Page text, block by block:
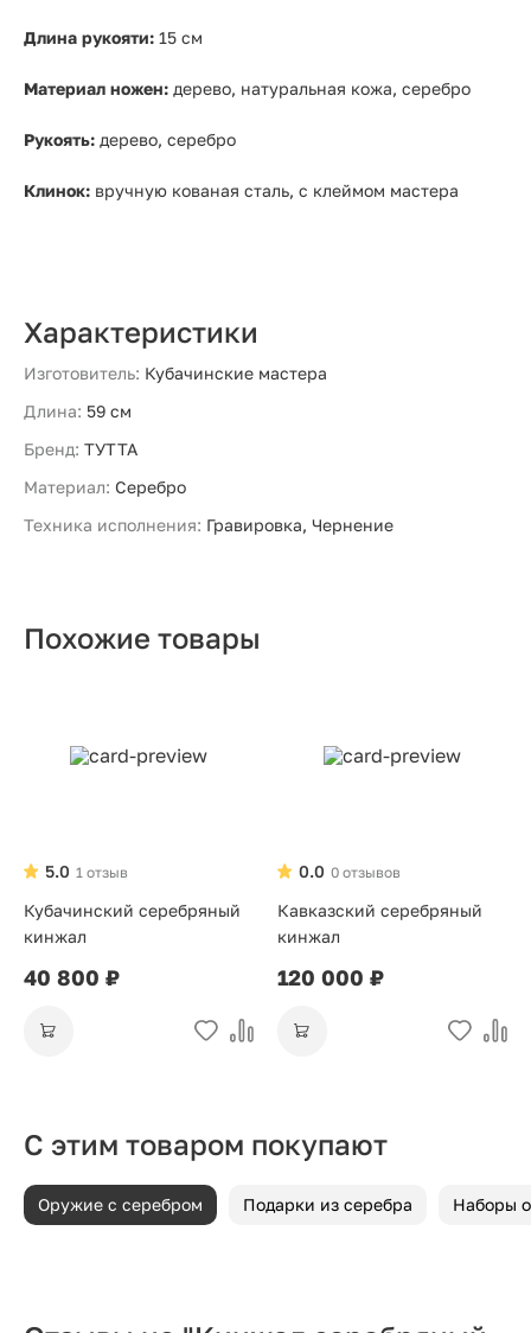
Длина рукояти: 15 см
Материал ножен: дерево, натуральная кожа, серебро
Рукоять: дерево, серебро
Клинок: вручную кованая сталь, с клеймом мастера
Характеристики
Изготовитель: Кубачинские мастера
Длина: 59 см
Бренд: ТУТТА
Материал: Серебро
Техника исполнения: Гравировка, Чернение
Похожие товары
1 отзыв
5.0
Кубачинский серебряный
кинжал
40 800 ₽
0 отзывов
0.0
Кавказский серебряный
кинжал
120 000 ₽
С этим товаром покупают
Оружие с серебром Подарки из серебра Наборы